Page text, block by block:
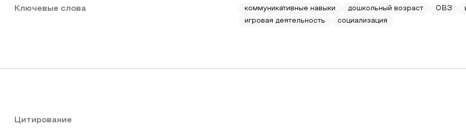
Ключевые слова коммуникативные навыки дошкольный возраст ОВЗ
игровая деятельность
социализация
Цитирование